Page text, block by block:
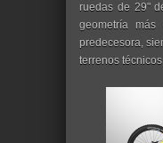
ruedas de 29"
geometría
predecesora,
terrenos